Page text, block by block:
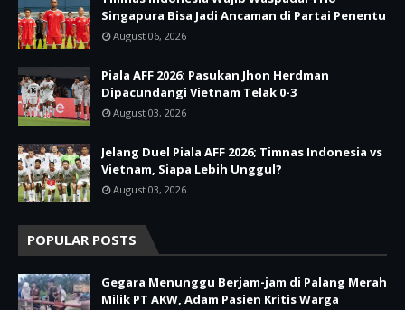
Singapura Bisa Jadi Ancaman di Partai Penentu
August 06, 2026
Piala AFF 2026: Pasukan Jhon Herdman
Dipacundangi Vietnam Telak 0-3
August 03, 2026
Jelang Duel Piala AFF 2026; Timnas Indonesia vs
Vietnam, Siapa Lebih Unggul?
August 03, 2026
POPULAR POSTS
Gegara Menunggu Berjam-jam di Palang Merah
Milik PT AKW, Adam Pasien Kritis Warga